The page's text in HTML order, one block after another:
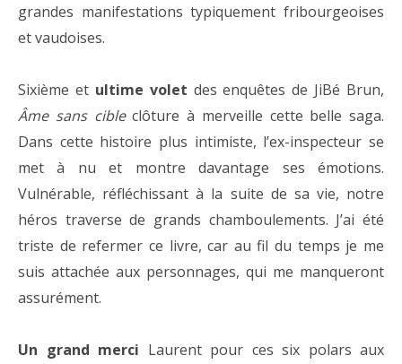
grandes manifestations typiquement fribourgeoises
et vaudoises.
Sixième et ultime volet des enquêtes de JiBé Brun,
Âme sans cibleclôture à merveille cette belle saga.
Dans cette histoire plus intimiste, l’ex-inspecteur se
met à nu et montre davantage ses émotions.
Vulnérable, réfléchissant à la suite de sa vie, notre
héros traverse de grands chamboulements. J’ai été
triste de refermer ce livre, car au fil du temps je me
suis attachée aux personnages, qui me manqueront
assurément.
Un grand merci Laurent pour ces six polars aux